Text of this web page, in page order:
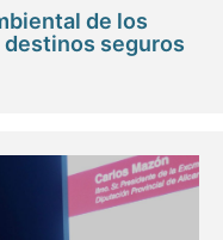
de los
seguros